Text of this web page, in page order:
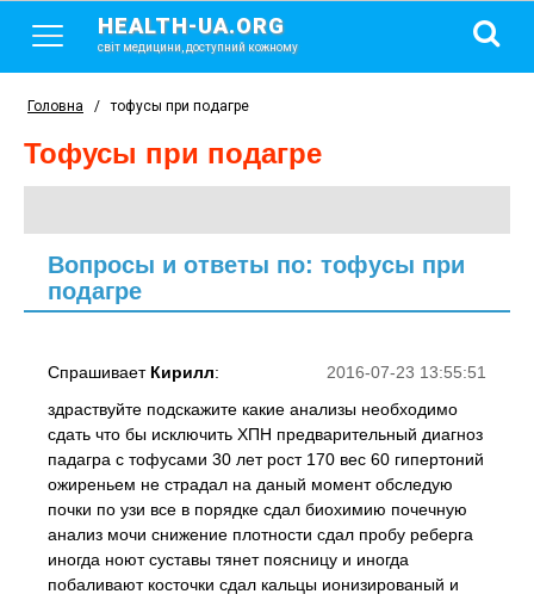
HEALTH-UA.ORG
світ медицини, доступний кожному
Головна / тофусы при подагре
тофусы при подагре
Вопросы и ответы по: тофусы при
подагре
2016-07-23 13:55:51
Спрашивает Кирилл:
здраствуйте подскажите какие анализы необходимо
сдать что бы исключить ХПН предварительный диагноз
падагра с тофусами 30 лет рост 170 вес 60 гипертоний
ожиреньем не страдал на даный момент обследую
почки по узи все в порядке сдал биохимию почечную
анализ мочи снижение плотности сдал пробу реберга
иногда ноют суставы тянет поясницу и иногда
побаливают косточки сдал кальцы ионизированый и